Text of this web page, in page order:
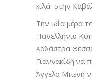
κιλά στην
Την ιδία μέρα
Πανελλήνιο
Χαλάστρα
Γιαννακίδη να
Άγγελο Μπενή